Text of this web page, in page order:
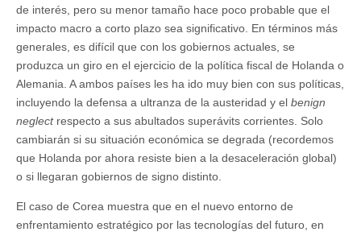
de interés, pero su menor tamaño hace poco probable que el
impacto macro a corto plazo sea significativo. En términos más
generales, es difícil que con los gobiernos actuales, se
produzca un giro en el ejercicio de la política fiscal de Holanda o
Alemania. A ambos países les ha ido muy bien con sus políticas,
incluyendo la defensa a ultranza de la austeridad y el benign
neglectrespecto a sus abultados superávits corrientes. Solo
cambiarán si su situación económica se degrada (recordemos
que Holanda por ahora resiste bien a la desaceleración global)
o si llegaran gobiernos de signo distinto.
El caso de Corea muestra que en el nuevo entorno de
enfrentamiento estratégico por las tecnologías del futuro, en